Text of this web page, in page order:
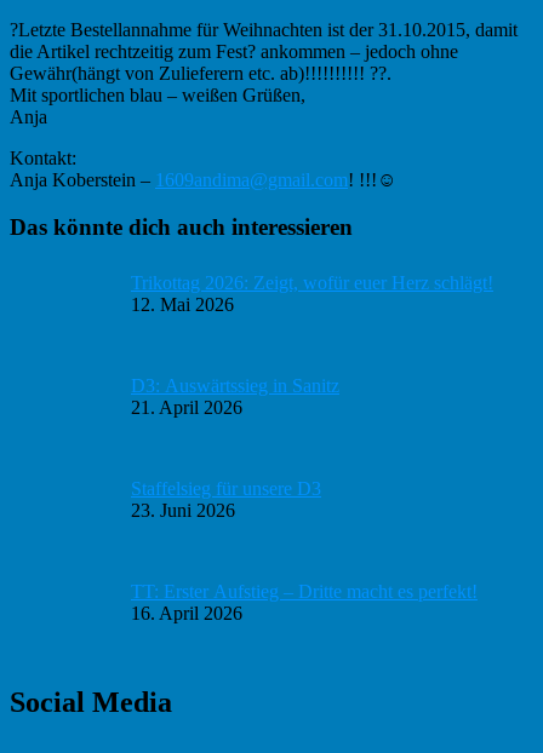
?Letzte Bestellannahme für Weihnachten ist der 31.10.2015, damit
die Artikel rechtzeitig zum Fest? ankommen – jedoch ohne
Gewähr(hängt von Zulieferern etc. ab)!!!!!!!!!! ??.
Mit sportlichen blau – weißen Grüßen,
Anja
Kontakt:
Anja Koberstein – 1609andima@gmail.com! !!!☺
Haupt-
Das könnte dich auch interessieren
Trikottag 2026: Zeigt, wofür euer Herz schlägt!
12. Mai 2026
D3: Auswärtssieg in Sanitz
21. April 2026
Staffelsieg für unsere D3
23. Juni 2026
TT: Erster Aufstieg – Dritte macht es perfekt!
16. April 2026
Social Media